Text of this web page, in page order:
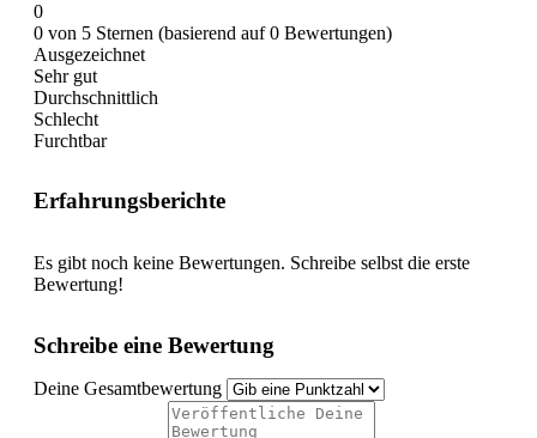
0
0 von 5 Sternen (basierend auf 0 Bewertungen)
Ausgezeichnet
Sehr gut
Durchschnittlich
Schlecht
Furchtbar
Erfahrungsberichte
Es gibt noch keine Bewertungen. Schreibe selbst die erste
Bewertung!
Schreibe eine Bewertung
Deine Gesamtbewertung